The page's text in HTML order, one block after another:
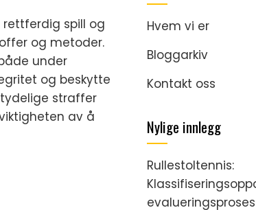
spill og
og metoder.
under
og beskytte
straffer
av å
Hvem vi er
Bloggarkiv
Kontakt oss
Nylige innlegg
Rullestoltennis: